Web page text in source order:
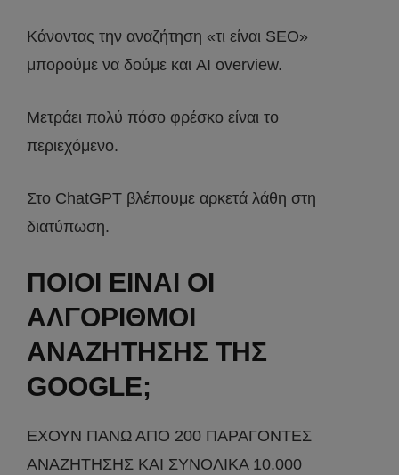
Κάνοντας την αναζήτηση «τι είναι SEO»
μπορούμε να δούμε και AI overview.
Μετράει πολύ πόσο φρέσκο είναι το
περιεχόμενο.
Στο ChatGPT βλέπουμε αρκετά λάθη στη
διατύπωση.
ΠΟΙΟΙ ΕΙΝΑΙ ΟΙ
ΑΛΓΟΡΙΘΜΟΙ
ΑΝΑΖΗΤΗΣΗΣ ΤΗΣ
GOOGLE;
ΕΧΟΥΝ ΠΑΝΩ ΑΠΟ 200 ΠΑΡΑΓΟΝΤΕΣ
ΑΝΑΖΗΤΗΣΗΣ ΚΑΙ ΣΥΝΟΛΙΚΑ 10.000